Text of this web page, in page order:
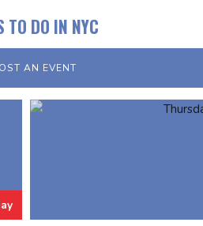
TO DO IN NYC
AN EVENT